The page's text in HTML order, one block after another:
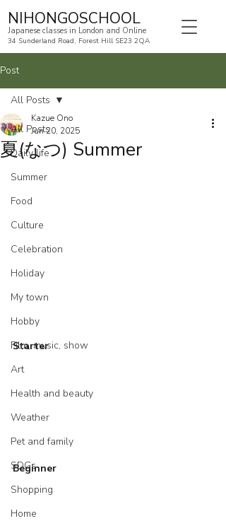
NIHONGOSCHOOL
Japanese classes in London and Online
34 Sunderland Road, Forest Hill SE23 2QA
Post
All Posts
Daily life
Summer
Food
Culture
Celebration
Holiday
My town
Hobby
Film, music, show
Art
Health and beauty
Weather
Pet and family
SDGs
Shopping
Home
All Posts
夏(なつ) Summer
Kazue Ono
Jun 20, 2025
Starter
Beginner